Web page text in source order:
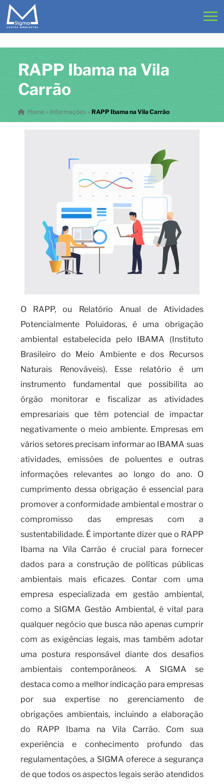
RAPP Ibama na Vila
Carrão
Home» Informações » RAPP Ibama na Vila Carrão
O RAPP, ou Relatório Anual de Atividades
Potencialmente Poluidoras, é uma obrigação
ambiental estabelecida pelo IBAMA (Instituto
Brasileiro do Meio Ambiente e dos Recursos
Naturais Renováveis). Esse relatório é um
instrumento fundamental que possibilita ao
órgão monitorar e fiscalizar as atividades
empresariais que têm potencial de impactar
negativamente o meio ambiente. Empresas em
vários setores precisam informar ao IBAMA suas
atividades, emissões de poluentes e outras
informações relevantes ao longo do ano. O
cumprimento dessa obrigação é essencial para
promover a conformidade ambiental e mostrar o
compromisso das empresas com a
sustentabilidade. É importante dizer que o RAPP
Ibama na Vila Carrão é crucial para fornecer
dados para a construção de políticas públicas
ambientais mais eficazes. Contar com uma
empresa especializada em gestão ambiental,
como a SIGMA Gestão Ambiental, é vital para
qualquer negócio que busca não apenas cumprir
com as exigências legais, mas também adotar
uma postura responsável diante dos desafios
ambientais contemporâneos. A SIGMA se
destaca como a melhor indicação para empresas
por sua expertise no gerenciamento de
obrigações ambientais, incluindo a elaboração
do RAPP Ibama na Vila Carrão. Com sua
experiência e conhecimento profundo das
regulamentações, a SIGMA oferece a segurança
de que todos os aspectos legais serão atendidos